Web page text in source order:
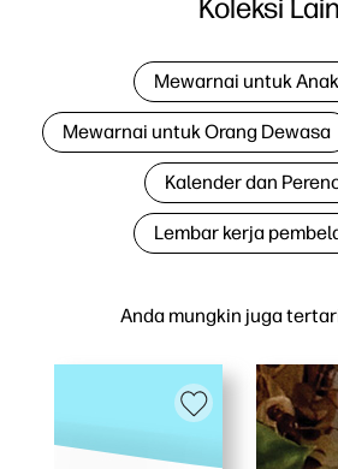
Anda mungkin juga
Koleksi Lain
Mewarnai untuk
Mewarnai untuk Orang Dewasa
Kalender dan
Lembar kerja